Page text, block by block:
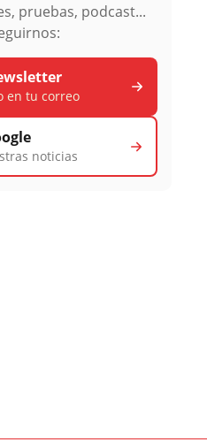
pruebas, podcast...
en tu correo
noticias